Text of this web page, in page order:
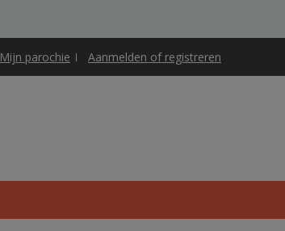
Mijn parochie Aanmelden of registreren